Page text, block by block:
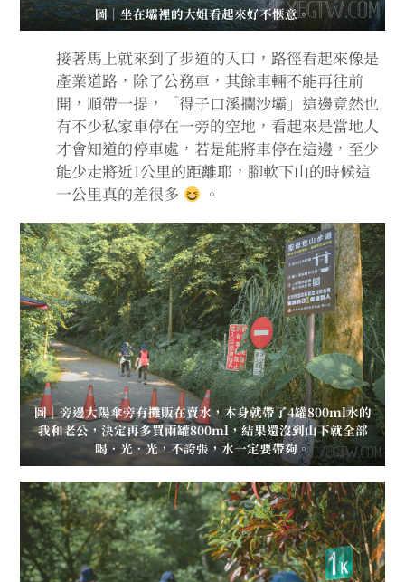
圖｜坐在壩裡的大姐看起來好不愜意。
接著馬上就來到了步道的入口，路徑看起來像是
產業道路，除了公務車，其餘車輛不能再往前
開，順帶一提，「得子口溪攔沙壩」這邊竟然也
有不少私家車停在一旁的空地，看起來是當地人
才會知道的停車處，若是能將車停在這邊，至少
能少走將近1公里的距離耶，腳軟下山的時候這
一公里真的差很多
。
圖｜旁邊大陽傘旁有攤販在賣水，本身就帶了4罐800ml水的
我和老公，決定再多買兩罐800ml，結果還沒到山下就全部
喝．光．光，不誇張，水一定要帶夠。